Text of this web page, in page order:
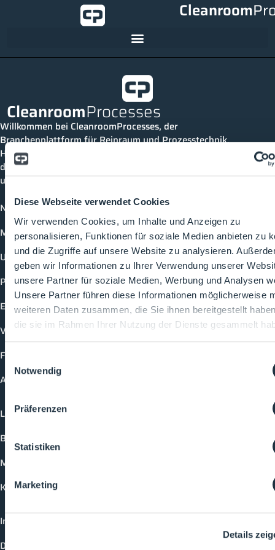
Diese Webseite verwendet Cookies
Wir verwenden Cookies, um Inhalte und Anzeigen zu
personalisieren, Funktionen für soziale Medien anbieten zu
und die Zugriffe auf unsere Website zu analysieren.
geben wir Informationen zu Ihrer Verwendung unserer
unsere Partner für soziale Medien, Werbung und Analysen
Unsere Partner führen diese Informationen möglicherweise
weiteren Daten zusammen, die Sie ihnen bereitgestellt
die sie im Rahmen Ihrer Nutzung der Dienste gesammelt
Einwilligungsauswahl
Notwendig
Präferenzen
Statistiken
Marketing
Details
Cleanroom
CleanroomProcesses
Willkommen bei CleanroomProcesses, der
Branchenplattform für Reinraum und Prozesstechnik.
Hier bleibst du immer auf dem neuesten Stand, kannst
dich mit anderen verknüpfen und alle relevanten Themen
und Events der Branche entdecken.
News
Mediathek
Unternehmen
Produkte
Events
Vorträge
Future-Faces
Academy
Login
Buchungsmöglichkeiten
Medienformate
Kontakt
Impressum
Datenschutzerklärung